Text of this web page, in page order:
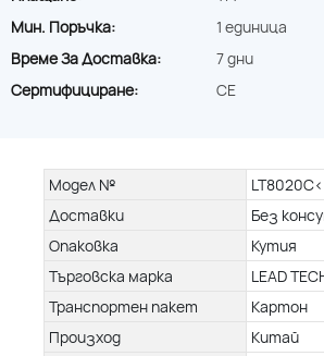
Мин. Поръчка:
1 единица
Време За Доставка:
7 дни
Сертифициране:
CE
Модел №
Доставки
Без
Опаковка
Кутия
Търговска марка
LEAD
Транспортен пакет
Картон
Произход
Китай